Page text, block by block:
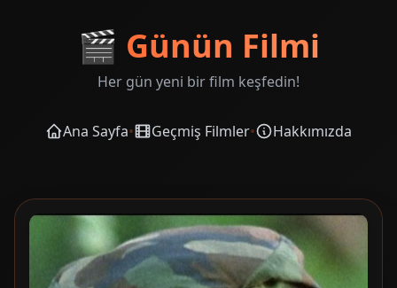
🎬 Günün Filmi
Her gün yeni bir film keşfedin!
Ana Sayfa• Geçmiş Filmler• Hakkımızda